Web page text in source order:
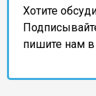
Хотите
пишите нам